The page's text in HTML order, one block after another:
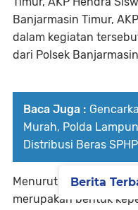
Banjarmasin Timur,
dalam kegiatan
dari Polsek
Baca Juga :
Murah, Polda
Distribusi Beras SPHP
Menurut AKP Hendra
merupakan bentuk
Berita